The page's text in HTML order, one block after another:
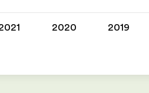
2019
2020